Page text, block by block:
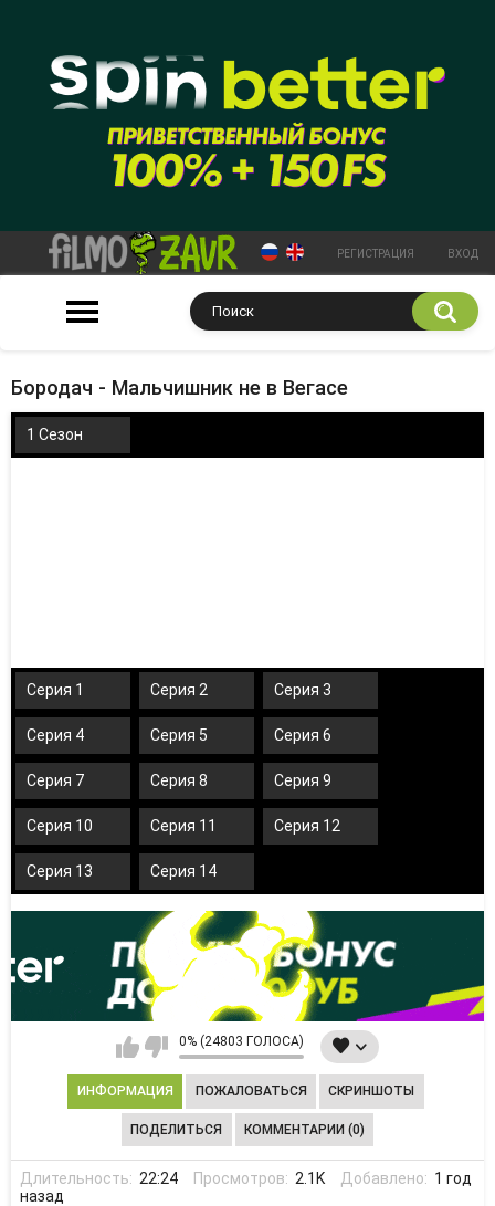
РЕГИСТРАЦИЯ ВХОД
Бородач - Мальчишник не в Вегасе
1 Сезон
Серия 1 Серия 2 Серия 3
Серия 4 Серия 5 Серия 6
Серия 7 Серия 8 Серия 9
Серия 10 Серия 11 Серия 12
Серия 13 Серия 14
0% (24803 ГОЛОСА)
ИНФОРМАЦИЯ ПОЖАЛОВАТЬСЯ СКРИНШОТЫ
ПОДЕЛИТЬСЯ КОММЕНТАРИИ (0)
Длительность: 22:24 Просмотров: 2.1K Добавлено: 1 год
назад